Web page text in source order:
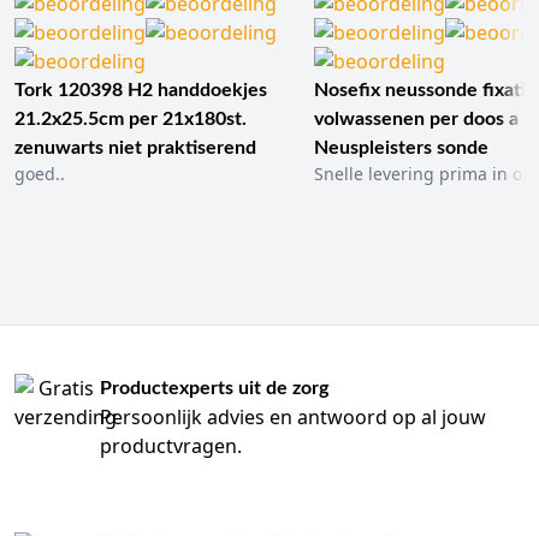
Tork 120398 H2 handdoekjes
21.2x25.5cm per 21x180st.
zenuwarts niet praktiserend
goed..
Nosefix neussonde
volwassenen per doos a
Neuspleisters sonde
Snelle levering prima in
Productexperts uit de zorg
Persoonlijk advies en antwoord op al jouw
productvragen.